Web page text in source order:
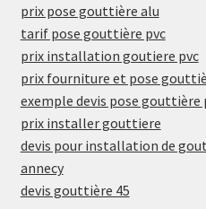
prix pose gouttière alu
tarif pose gouttière pvc
prix installation goutiere pvc
prix fourniture et pose
exemple devis pose gouttière
prix installer gouttiere
devis pour installation de
annecy
devis gouttière 45